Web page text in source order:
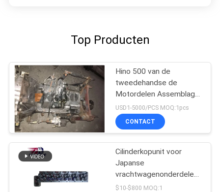
Top Producten
Hino 500 van de
tweedehandse de
Motordelen Assemblage
van Japan met
Transmissie voor HINO
500 Waaierj08ct Goede
USD1-5000/PCS MOQ:1pcs
CONTACT
Cilinderkopunit voor
Japanse
vrachtwagenonderdelen
voor HINO 500 RANGER
$10-$800 MOQ:1